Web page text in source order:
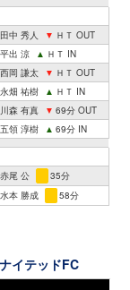
田中 秀人 ▼ ＨＴ OUT
平出 涼 ▲ ＨＴ IN
西岡 謙太 ▼ ＨＴ OUT
永畑 祐樹 ▲ ＨＴ IN
川森 有真 ▼ 69分 OUT
五領 淳樹 ▲ 69分 IN
赤尾 公
35分
水本 勝成 58分
イテッドFC